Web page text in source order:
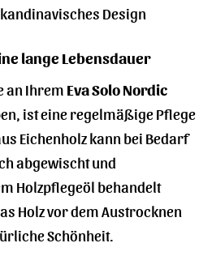
Design
lange Lebensdauer
an Ihrem Eva Solo Nordic
ist eine regelmäßige Pflege
Eichenholz kann bei Bedarf
abgewischt und
Holzpflegeöl behandelt
Holz vor dem Austrocknen
Schönheit.